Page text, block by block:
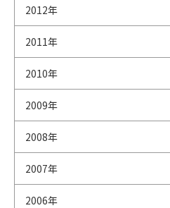
2012年
2011年
2010年
2009年
2008年
2007年
2006年